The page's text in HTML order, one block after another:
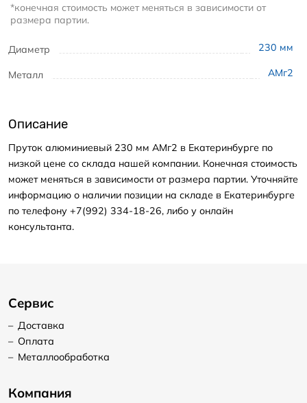
Диаметр 230 мм
Металл АМг2
*конечная стоимость может меняться в зависимости от
размера партии.
Описание
Пруток алюминиевый 230 мм АМг2 в Екатеринбурге по
низкой цене со склада нашей компании. Конечная стоимость
может меняться в зависимости от размера партии. Уточняйте
информацию о наличии позиции на складе в Екатеринбурге
по телефону +7(992) 334-18-26, либо у онлайн
консультанта.
Сервис
– Доставка
– Оплата
– Металлообработка
Компания